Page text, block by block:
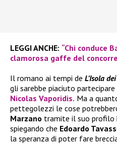
LEGGI ANCHE: “Chi conduce
clamorosa gaffe del
Il romano ai tempi de L’Isola
gli sarebbe piaciuto partecipare
Nicolas Vaporidis. Ma a
pettegolezzi le cose
Marzano tramite il suo profilo
spiegando che Edoardo
la speranza di poter fare